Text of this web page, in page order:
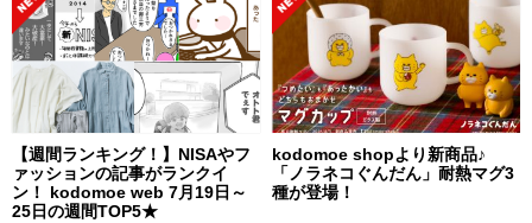
【週間ランキング！】NISAやフ
ァッションの記事がランクイ
ン！ kodomoe web 7月19日～
25日の週間TOP5★
kodomoe shopより新商品♪
「ノラネコぐんだん」耐熱マグ3
種が登場！